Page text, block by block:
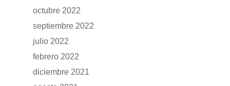
octubre 2022
septiembre 2022
julio 2022
febrero 2022
diciembre 2021